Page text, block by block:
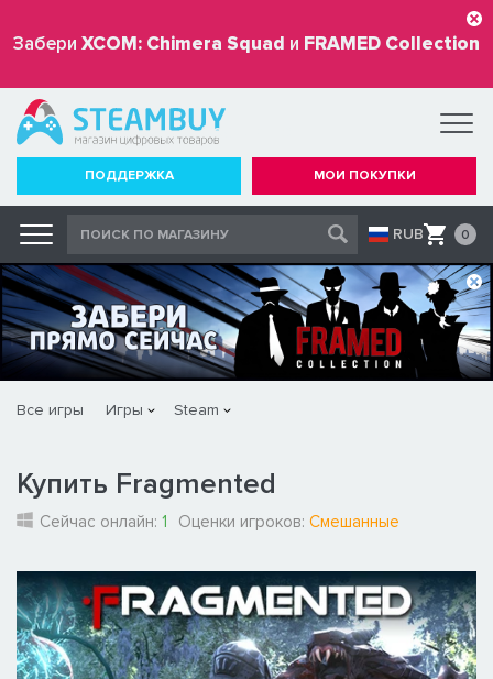
Забери XCOM: Chimera Squad и FRAMED Collection
бесплатно
ПОДДЕРЖКА МОИ ПОКУПКИ
RUB 0
Все игры Игры Steam
Купить Fragmented
Сейчас онлайн: 1 Оценки игроков: Смешанные